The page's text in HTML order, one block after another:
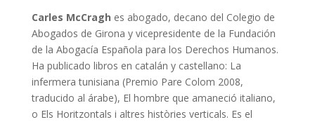
Carles McCragh es abogado, decano del Colegio de
Abogados de Girona y vicepresidente de la Fundación
de la Abogacía Española para los Derechos Humanos.
Ha publicado libros en catalán y castellano: La
infermera tunisiana (Premio Pare Colom 2008,
traducido al árabe), El hombre que amaneció italiano,
o Els Horitzontals i altres històries verticals. Es el